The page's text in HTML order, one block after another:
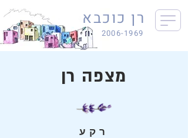
רן כוכבא
2006-1969
מצפה רן
רקע